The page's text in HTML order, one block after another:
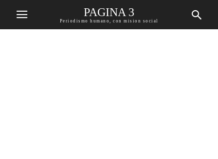
PAGINA 3
Periodismo humano, con mision social